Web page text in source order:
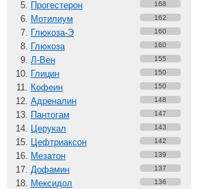
Прогестерон 168
Мотилиум 162
Глюкоза-Э 160
Глюкоза 160
Л-Вен 155
Глицин 150
Кофеин 150
Адреналин 148
Пантогам 147
Церукал 143
Цефтриаксон 142
Мезатон 139
Дофамин 137
Мексидол 136